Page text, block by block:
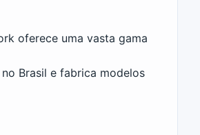
oferece uma vasta gama
Brasil e fabrica modelos